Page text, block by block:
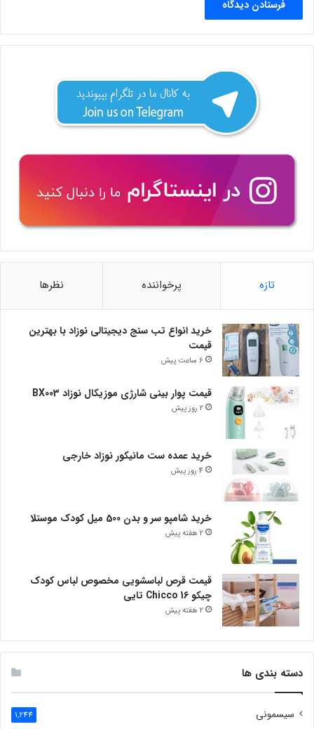
تازه پرخواننده نظرها
خرید انواع تب سنج دیجیتالی نوزاد با بهترین
قیمت
6 ساعت پیش
قیمت پوار بینی شارژی موزیکال نوزاد BX003
2 روز پیش
خرید عمده ست مانیکور نوزاد خارجی
4 روز پیش
خرید شامپو سر و بدن 500 میل کودک موستلا
2 هفته پیش
قیمت قرص لباسشویی مخصوص لباس کودک
چیکو Chicco 16 تایی
2 هفته پیش
دسته بندی ها
سیسمونی 1,244